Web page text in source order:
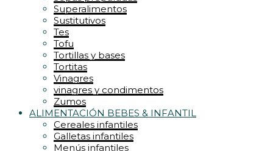
Superalimentos
Sustitutivos
Tes
Tofu
Tortillas y bases
Tortitas
Vinagres
vinagres y condimentos
Zumos
ALIMENTACIÓN BEBES & INFANTIL
Cereales infantiles
Galletas infantiles
Menús infantiles